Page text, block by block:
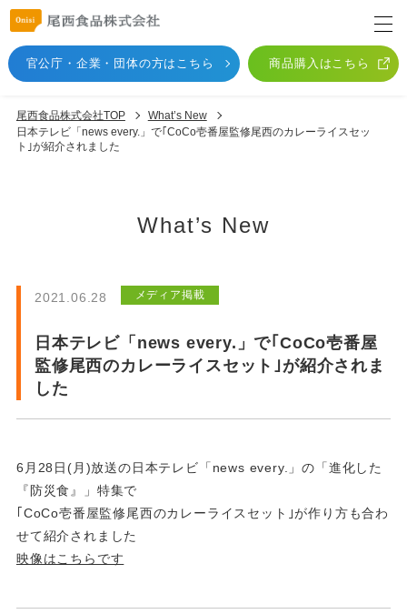
官公庁・企業・団体の方はこちら 商品購入はこちら
尾西食品株式会社TOP
What’s New
日本テレビ「news every.」で｢CoCo壱番屋監修尾西のカレーライスセッ
ト｣が紹介されました
What’s New
2021.06.28 メディア掲載
日本テレビ「news every.」で｢CoCo壱番屋
監修尾西のカレーライスセット｣が紹介されま
した
6月28日(月)放送の日本テレビ「news every.」の「進化した
『防災食』」特集で
｢CoCo壱番屋監修尾西のカレーライスセット｣が作り方も合わ
せて紹介されました
映像はこちらです